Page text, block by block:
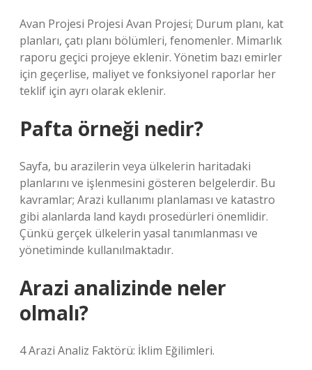
Avan Projesi Projesi Avan Projesi; Durum planı, kat
planları, çatı planı bölümleri, fenomenler. Mimarlık
raporu geçici projeye eklenir. Yönetim bazı emirler
için geçerlise, maliyet ve fonksiyonel raporlar her
teklif için ayrı olarak eklenir.
Pafta örneği nedir?
Sayfa, bu arazilerin veya ülkelerin haritadaki
planlarını ve işlenmesini gösteren belgelerdir. Bu
kavramlar; Arazi kullanımı planlaması ve katastro
gibi alanlarda land kaydı prosedürleri önemlidir.
Çünkü gerçek ülkelerin yasal tanımlanması ve
yönetiminde kullanılmaktadır.
Arazi analizinde neler
olmalı?
4 Arazi Analiz Faktörü: İklim Eğilimleri.